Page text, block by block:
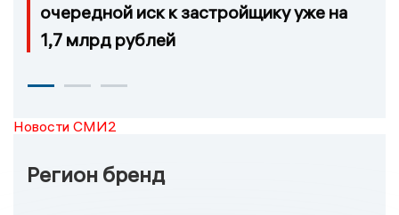
очередной иск к застройщику уже на
1,7 млрд рублей
Новости СМИ2
Регион бренд